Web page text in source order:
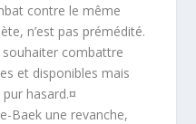
contre le même
n’est pas prémédité.
combattre
et disponibles mais
hasard.¤
Baek une revanche,